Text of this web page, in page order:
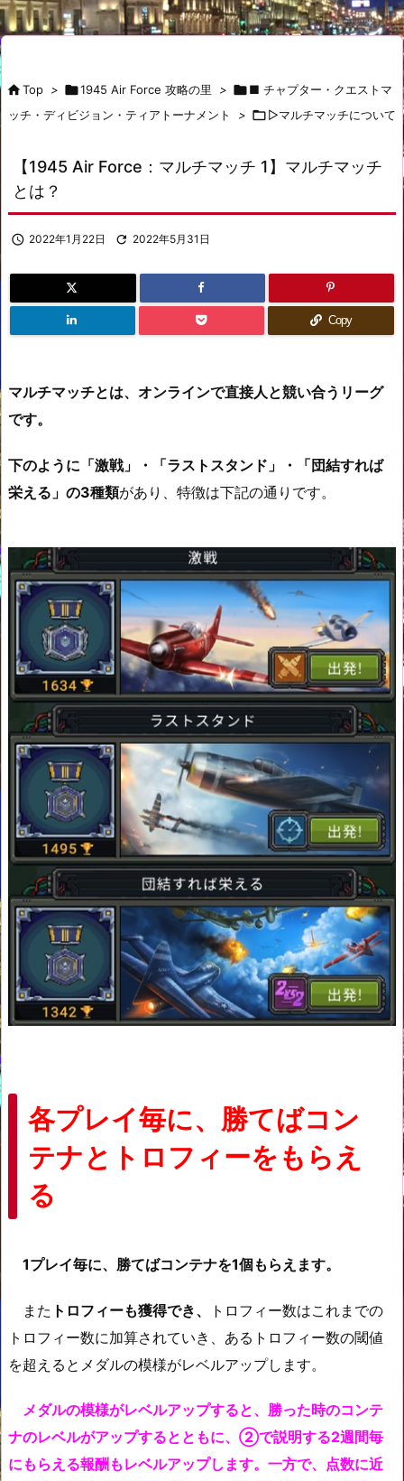
Top > 1945 Air Force 攻略の里 > ■ チャプター・クエストマ
ッチ・ディビジョン・ティアトーナメント
> ▷マルチマッチについて
【1945 Air Force：マルチマッチ 1】マルチマッチ
とは？
 2022年1月22日  2022年5月31日
Copy
マルチマッチとは、オンラインで直接人と競い合うリーグ
です。
下のように「激戦」・「ラストスタンド」・「団結すれば
栄える」の3種類があり、特徴は下記の通りです。
各プレイ毎に、勝てばコン
テナとトロフィーをもらえ
る
1プレイ毎に、勝てばコンテナを1個もらえます。
また トロフィーも獲得でき、
トロフィー数はこれまでの
トロフィー数に加算されていき、あるトロフィー数の閾値
を超えるとメダルの模様がレベルアップします。
メダルの模様がレベルアップすると、勝った時のコンテ
ナのレベルがアップするとともに、②で説明する2週間毎
にもらえる報酬もレベルアップします。一方で、点数に近